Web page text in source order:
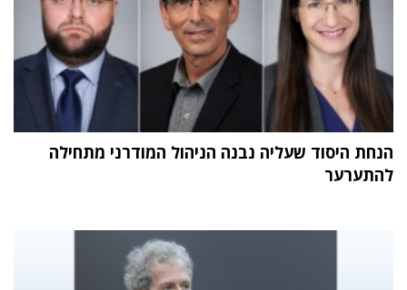
הנחת היסוד שעליה נבנה הניהול המודרני מתחילה
להתערער